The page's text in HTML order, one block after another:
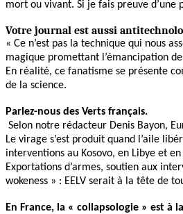
mort ou vivant. Si je fais preuve
Votre journal est aussi
« Ce n’est pas la technique qui nous
magique promettant l’émancipation
En réalité, ce fanatisme se présente
de la science.
Parlez-nous des Verts français.
Selon notre rédacteur Denis Bayon,
Le virage s’est produit quand l’aile
interventions au Kosovo, en Libye et en
Exportations d’armes, soutien aux
wokeness » : EELV serait à la tête de
En France, la « collapsologie » est à